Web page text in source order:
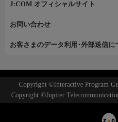
J:COM オフィシャルサイト
お問い合わせ
お客さまのデータ利用･外部送信に
Copyright ©Interactive Program
Copyright ©Jupiter